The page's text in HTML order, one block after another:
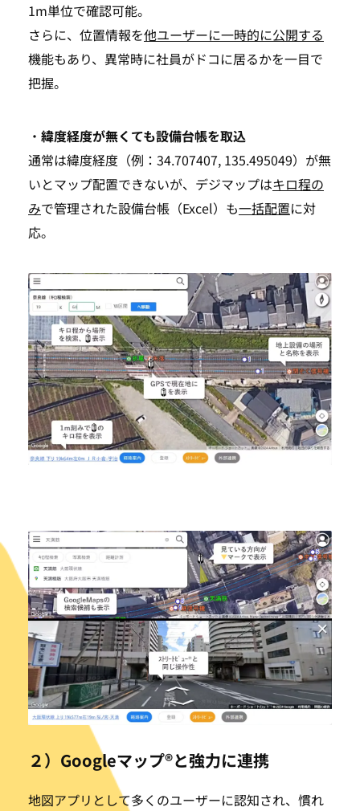
1m単位で確認可能。
さらに、位置情報を他ユーザーに一時的に公開する
機能もあり、異常時に社員がドコに居るかを一目で
把握。
・ 緯度経度が無くても設備台帳を取込
通常は緯度経度（例：34.707407, 135.495049）が無
いとマップ配置できないが、デジマップはキロ程の
みで管理された設備台帳（Excel）も一括配置に対
応。
２）Googleマップ®と強力に連携
地図アプリとして多くのユーザーに認知され、慣れ